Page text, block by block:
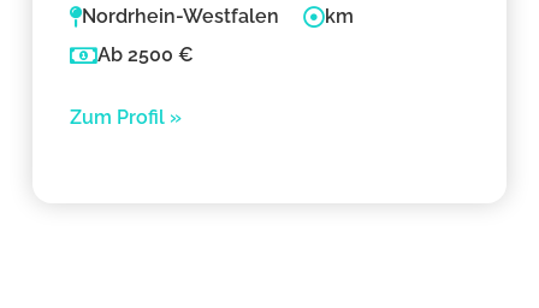
Nordrhein-Westfalen
km
Ab 2500 €
Zum Profil »